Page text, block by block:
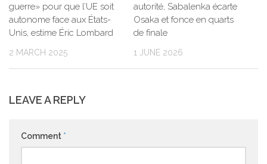
guerre» pour que l’UE soit
autonome face aux États-
Unis, estime Éric Lombard
2 MARCH 2025
autorité, Sabalenka écarte
Osaka et fonce en quarts
de finale
1 JUNE 2026
LEAVE A REPLY
Comment *